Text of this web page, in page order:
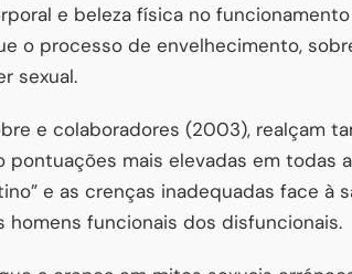
e beleza física no
o processo de envelhecimento,
sexual.
e colaboradores (2003), realçam
mais elevadas em todas
e as crenças inadequadas face à
funcionais dos disfuncionais.